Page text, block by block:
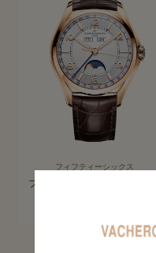
フィフティーシックス
フィフティーシックス・コンプ